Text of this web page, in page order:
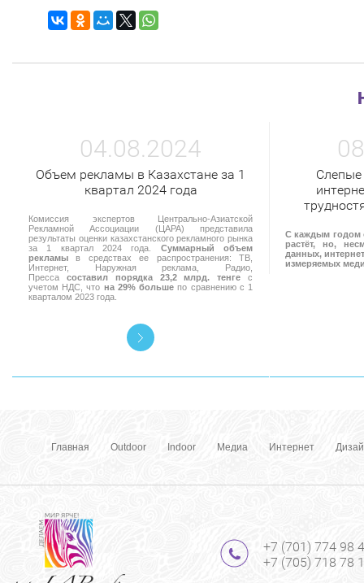
04.08.2024
Объем рекламы в Казахстане за 1
квартал 2024 года
Комиссия экспертов Центрально-Азиатской
Рекламной Ассоциации (ЦАРА) представила
результаты оценки казахстанского рекламного рынка
за 1 квартал 2024 года. Суммарный объем
рекламы в средствах ее распространения: ТВ,
Интернет, Наружная реклама, Радио,
Пресса составил порядка 23,2 млрд. тенге с
учетом НДС, что на 29% больше по сравнению с 1
кварталом 2023 года.
С каждым годом
растёт, но,
данных,
измеряемых
Главная Outdoor Indoor Медиа Интернет
+7 (701) 774 98
+7 (705) 718 78